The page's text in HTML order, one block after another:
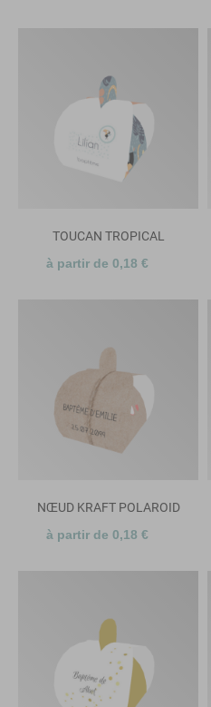
TOUCAN TROPICAL
à partir de 0,18 €
NŒUD KRAFT POLAROID
à partir de 0,18 €